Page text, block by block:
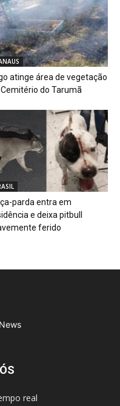
atinge área de vegetação
do Tarumã
parda entra em
e deixa pitbull
ferido
real